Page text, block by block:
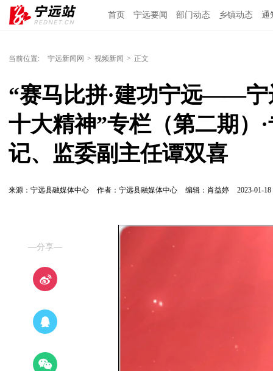
首页 宁远要闻 部门动态 乡镇动态 通
当前位置: 宁远新闻网 > 视频新闻 > 正文
“赛马比拼·建功宁远——宁
十大精神”专栏（第二期）
记、监委副主任谭双喜
来源：宁远县融媒体中心 作者：宁远县融媒体中心 编辑：肖益婷 2023-01-18
—分享—